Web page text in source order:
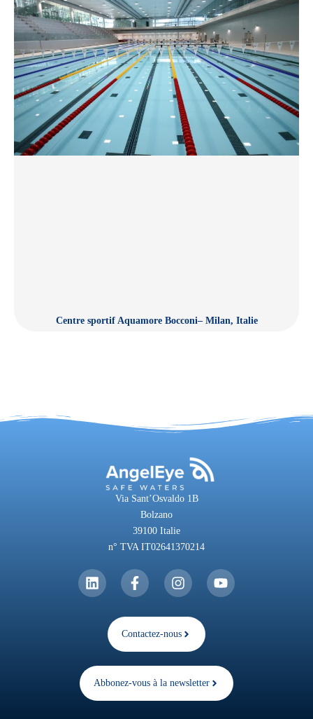
Centre sportif Aquamore Bocconi– Milan, Italie
Via Sant’Osvaldo 1B
Bolzano
39100 Italie
n° TVA IT02641370214
Contactez-nous
Abbonez-vous à la newsletter